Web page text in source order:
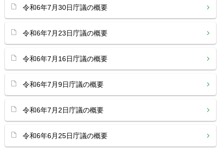
令和6年7月30日庁議の概要
令和6年7月23日庁議の概要
令和6年7月16日庁議の概要
令和6年7月9日庁議の概要
令和6年7月2日庁議の概要
令和6年6月25日庁議の概要